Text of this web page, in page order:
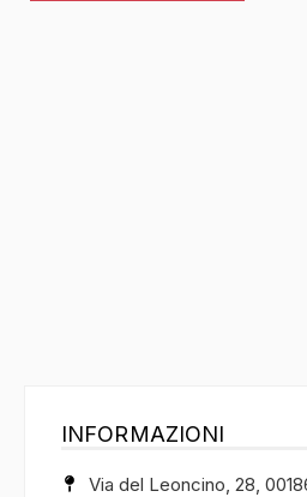
INFORMAZIONI
Via del Leoncino, 28,